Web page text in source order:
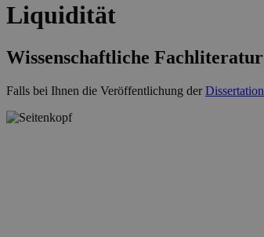
Liquidität
Wissenschaftliche Fachliteratur
Falls bei Ihnen die Veröffentlichung derDissertation